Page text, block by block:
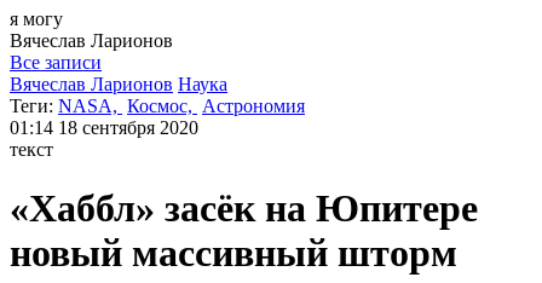
я могу
Вячеслав Ларионов
Все записи
Вячеслав Ларионов Наука
Теги: NASA, Космос, Астрономия
01:14 18 сентября 2020
текст
«Хаббл» засёк на Юпитере
новый массивный шторм